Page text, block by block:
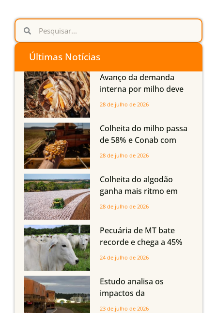
Últimas Notícias
Avanço da demanda
interna por milho deve
compensar aumento da
em Mato Grosso, aponta
Imea
28 de julho de 2026
Colheita do milho passa
de 58% e Conab com
boas produtividades em
quedas em Tocantins,
Maranhão e Piauí
28 de julho de 2026
Colheita do algodão
ganha mais ritmo em
Mato Grosso, Mato
Maranhão
28 de julho de 2026
Pecuária de MT bate
recorde e chega a 45%
dos bovinos abatidos
24 de julho de 2026
Estudo analisa os
impactos da
infraestrutura logística
23 de julho de 2026